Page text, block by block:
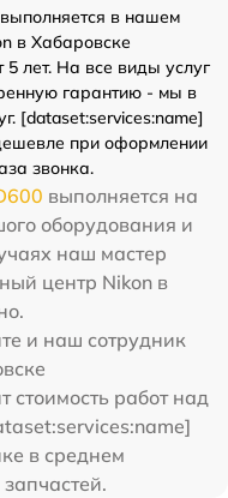
выполняется в нашем
в Хабаровске
лет. На все виды услуг
гарантию - мы в
[dataset:services:name]
при оформлении
звонка.
выполняется на
оборудования и
наш мастер
центр Nikon в
и наш сотрудник
стоимость работ над
в среднем